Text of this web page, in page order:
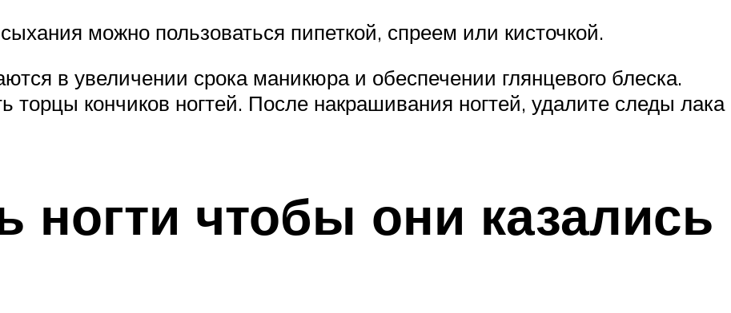
можно пользоваться пипеткой, спреем или кисточкой.
в увеличении срока маникюра и обеспечении глянцевого блеска.
торцы кончиков ногтей. После накрашивания ногтей, удалите следы лака
ногти чтобы они казались